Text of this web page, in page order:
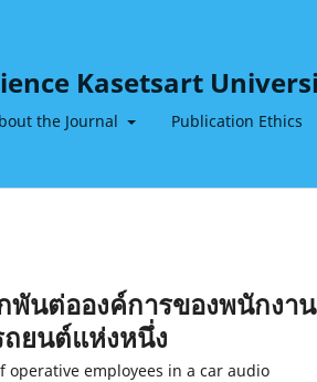
Kasetsart
the Journal Publication Ethics
พันต่อองค์การของพนักงาน
ยนต์แห่งหนึ่ง
employees in a car audio